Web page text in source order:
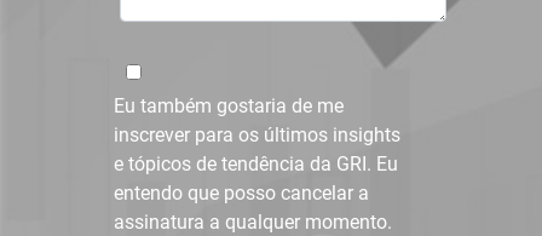
Eu também gostaria de me
inscrever para os últimos insights
e tópicos de tendência da GRI. Eu
entendo que posso cancelar a
assinatura a qualquer momento.